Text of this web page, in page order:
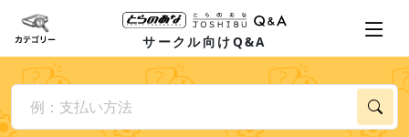
サークル向けQ&A